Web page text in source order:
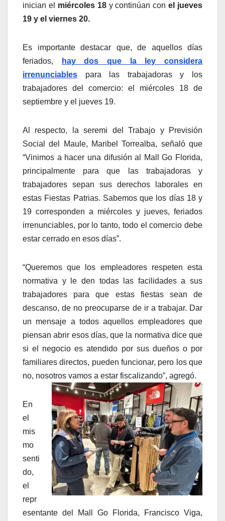
inician el miércoles 18 y continúan con el jueves
19 y el viernes 20.
Es importante destacar que, de aquellos días
feriados,
hay dos que la ley considera
irrenunciables
para las trabajadoras y los
trabajadores del comercio: el miércoles 18 de
septiembre y el jueves 19.
Al respecto, la seremi del Trabajo y Previsión
Social del Maule, Maribel Torrealba, señaló que
“Vinimos a hacer una difusión al Mall Go Florida,
principalmente para que las trabajadoras y
trabajadores sepan sus derechos laborales en
estas Fiestas Patrias. Sabemos que los días 18 y
19 corresponden a miércoles y jueves, feriados
irrenunciables, por lo tanto, todo el comercio debe
estar cerrado en esos días”.
“Queremos que los empleadores respeten esta
normativa y le den todas las facilidades a sus
trabajadores para que estas fiestas sean de
descanso, de no preocuparse de ir a trabajar. Dar
un mensaje a todos aquellos empleadores que
piensan abrir esos días, que la normativa dice que
si el negocio es atendido por sus dueños o por
familiares directos, pueden funcionar, pero los que
no, nosotros vamos a estar fiscalizando”, agregó.
En
el
mis
mo
senti
do,
el
repr
esentante del Mall Go Florida, Francisco Viga,